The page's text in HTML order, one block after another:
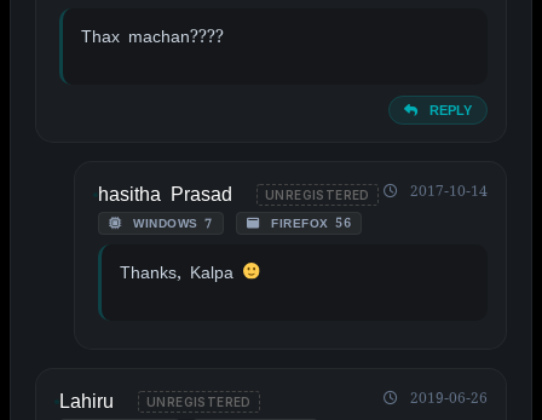
Thax machan????
REPLY
hasitha Prasad UNREGISTERED
WINDOWS 7 FIREFOX 56
2017-10-14
Thanks, Kalpa
Lahiru UNREGISTERED 2019-06-26